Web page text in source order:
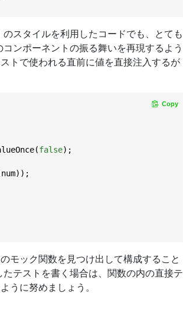
スタイルを利用したコードでも、とても
ンポーネントの振る舞いを再現するよう
トで使われる直前に値を直接注入するが
false);
Copy
モック関数を見つけ出して構成すること
テストを書く場合は、関数の内の直接テ
うに努めましょう。